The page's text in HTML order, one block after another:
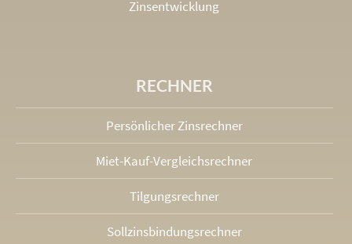
Zinsentwicklung
RECHNER
Persönlicher Zinsrechner
Miet-Kauf-Vergleichsrechner
Tilgungsrechner
Sollzinsbindungs­rechner